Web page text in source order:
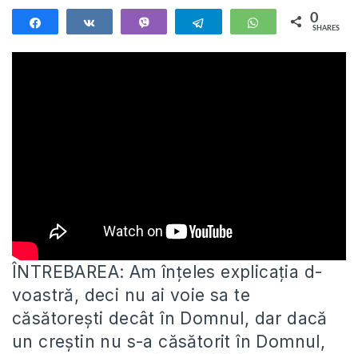
Telegram WhatsApp
0
SHARES
ÎNTREBAREA: Am înțeles explicația d-
voastră, deci nu ai voie sa te
căsătorești decât în Domnul, dar dacă
un creștin nu s-a căsătorit în Domnul,